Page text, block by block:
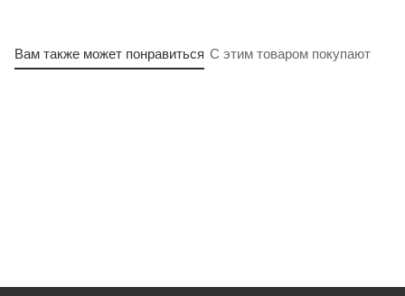
Вам также может понравиться С этим товаром покупают